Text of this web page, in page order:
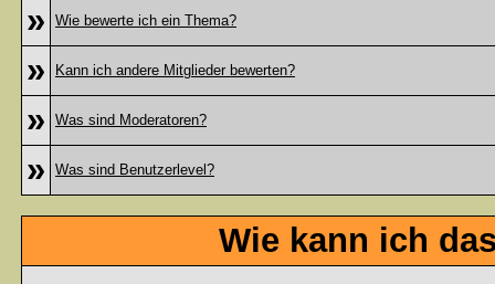
» Wie bewerte ich ein Thema?
» Kann ich andere Mitglieder bewerten?
» Was sind Moderatoren?
» Was sind Benutzerlevel?
Wie kann ich